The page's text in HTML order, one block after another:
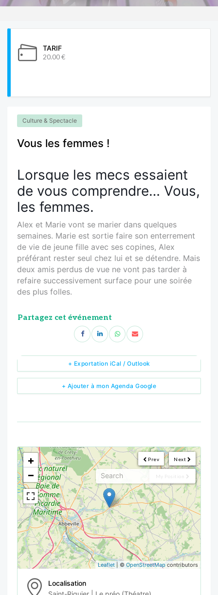
TARIF
20.00 €
Culture & Spectacle
Vous les femmes !
Lorsque les mecs essaient
de vous comprendre… Vous,
les femmes.
Alex et Marie vont se marier dans quelques
semaines. Marie est sortie faire son enterrement
de vie de jeune fille avec ses copines, Alex
préférant rester seul chez lui et se détendre. Mais
deux amis perdus de vue ne vont pas tarder à
refaire successivement surface pour une soirée
des plus folles.
Partagez cet événement
+ Ajouter à mon Agenda Google
+ Exportation iCal / Outlook
Next
Prev
My Position
<!---->
+
−
Leaflet | © OpenStreetMap contributors
Localisation